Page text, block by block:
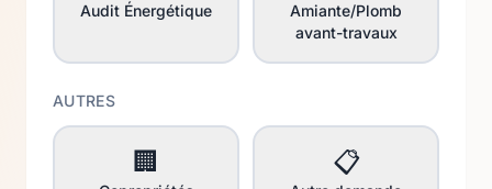
Audit Énergétique
Amiante/Plomb
avant-travaux
AUTRES
🏢 📋